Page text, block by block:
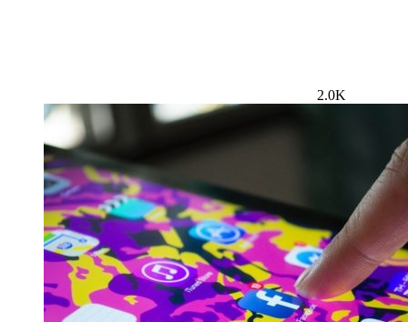
2.0K